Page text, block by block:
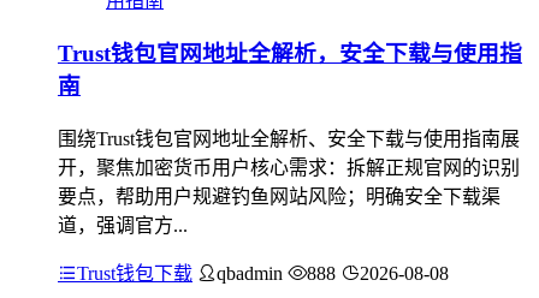
Trust钱包官网地址全解析，安全下载与使用指
南
围绕Trust钱包官网地址全解析、安全下载与使用指南展
开，聚焦加密货币用户核心需求：拆解正规官网的识别
要点，帮助用户规避钓鱼网站风险；明确安全下载渠
道，强调官方...
Trust钱包下载 qbadmin 888 2026-08-08